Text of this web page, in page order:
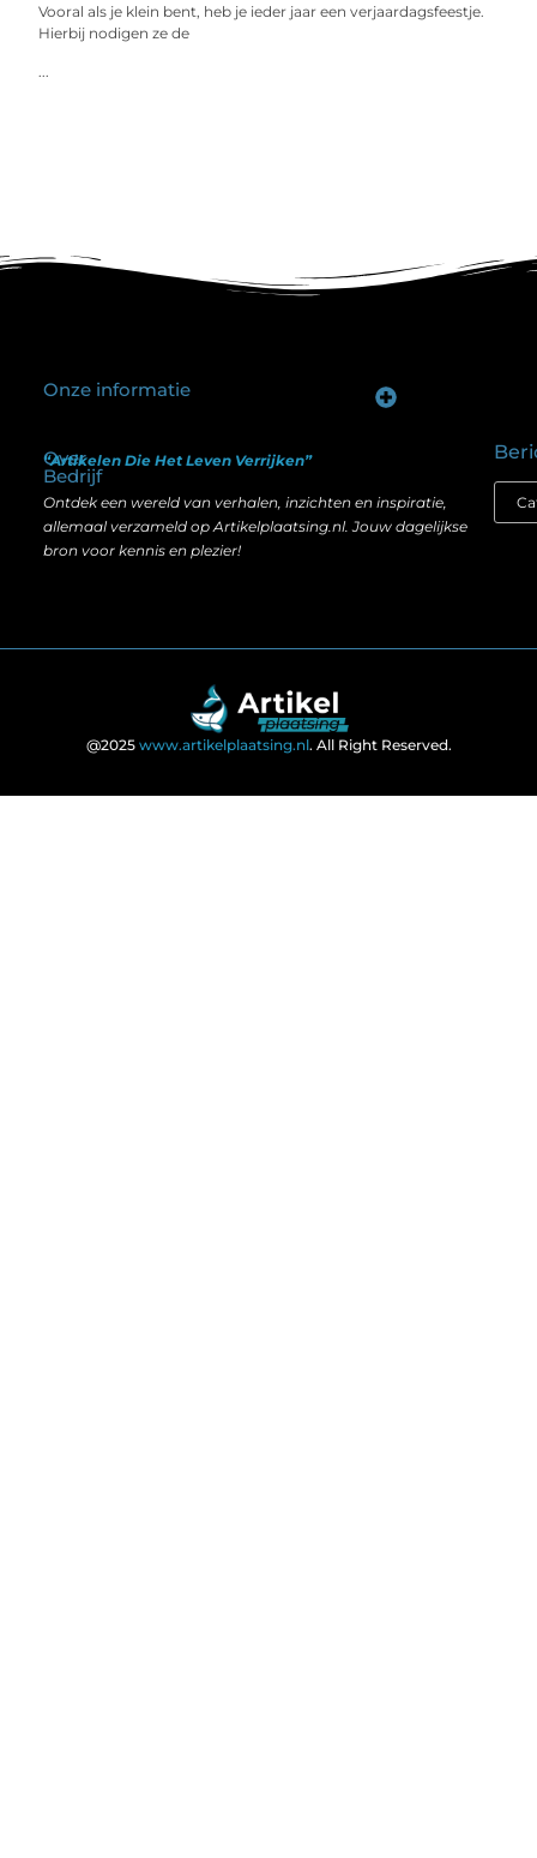
Vooral als je klein bent, heb je ieder jaar een verjaardagsfeestje.
Hierbij nodigen ze de
...
Over
Bedrijf
“Artikelen Die Het Leven Verrijken”
Ontdek een wereld van verhalen, inzichten en inspiratie,
allemaal verzameld op Artikelplaatsing.nl. Jouw dagelijkse
bron voor kennis en plezier!
Onze informatie
@2025 www.artikelplaatsing.nl. All Right Reserved.